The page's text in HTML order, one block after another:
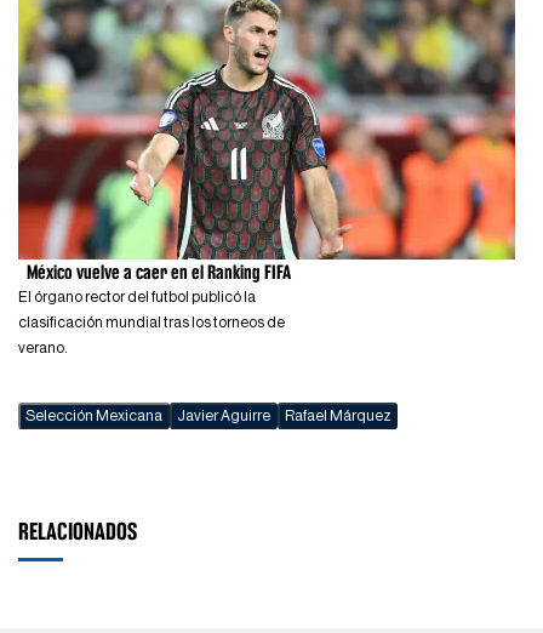
México vuelve a caer en el Ranking FIFA
El órgano rector del futbol publicó la
clasificación mundial tras los torneos de
verano.
Selección Mexicana Javier Aguirre Rafael Márquez
RELACIONADOS